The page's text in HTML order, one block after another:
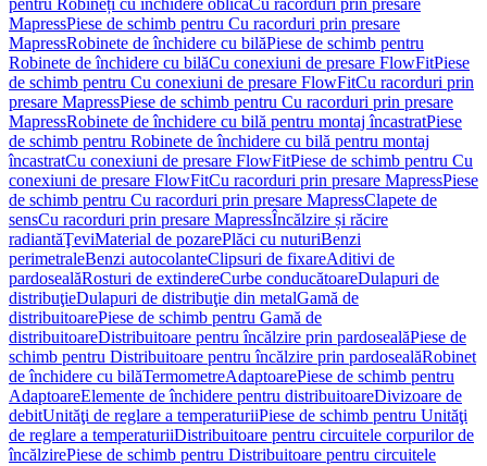
pentru Robineți cu închidere oblicăCu racorduri prin presare
MapressPiese de schimb pentru Cu racorduri prin presare
MapressRobinete de închidere cu bilăPiese de schimb pentru
Robinete de închidere cu bilăCu conexiuni de presare FlowFitPiese
de schimb pentru Cu conexiuni de presare FlowFitCu racorduri prin
presare MapressPiese de schimb pentru Cu racorduri prin presare
MapressRobinete de închidere cu bilă pentru montaj încastratPiese
de schimb pentru Robinete de închidere cu bilă pentru montaj
încastratCu conexiuni de presare FlowFitPiese de schimb pentru Cu
conexiuni de presare FlowFitCu racorduri prin presare MapressPiese
de schimb pentru Cu racorduri prin presare MapressClapete de
sensCu racorduri prin presare MapressÎncălzire și răcire
radiantăŢeviMaterial de pozarePlăci cu nuturiBenzi
perimetraleBenzi autocolanteClipsuri de fixareAditivi de
pardosealăRosturi de extindereCurbe conducătoareDulapuri de
distribuţieDulapuri de distribuţie din metalGamă de
distribuitoarePiese de schimb pentru Gamă de
distribuitoareDistribuitoare pentru încălzire prin pardosealăPiese de
schimb pentru Distribuitoare pentru încălzire prin pardosealăRobinet
de închidere cu bilăTermometreAdaptoarePiese de schimb pentru
AdaptoareElemente de închidere pentru distribuitoareDivizoare de
debitUnităţi de reglare a temperaturiiPiese de schimb pentru Unităţi
de reglare a temperaturiiDistribuitoare pentru circuitele corpurilor de
încălzirePiese de schimb pentru Distribuitoare pentru circuitele